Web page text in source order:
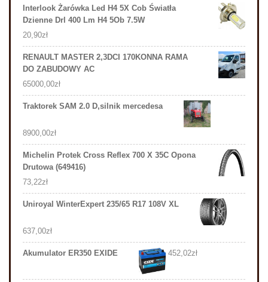
Interlook Żarówka Led H4 5X Cob Światła
Dzienne Drl 400 Lm H4 5Ob 7.5W
20,90zł
RENAULT MASTER 2,3DCI 170KONNA RAMA
DO ZABUDOWY AC
65000,00zł
Traktorek SAM 2.0 D,silnik mercedesa
8900,00zł
Michelin Protek Cross Reflex 700 X 35C Opona
Drutowa (649416)
73,22zł
Uniroyal WinterExpert 235/65 R17 108V XL
637,00zł
Akumulator ER350 EXIDE 452,02zł